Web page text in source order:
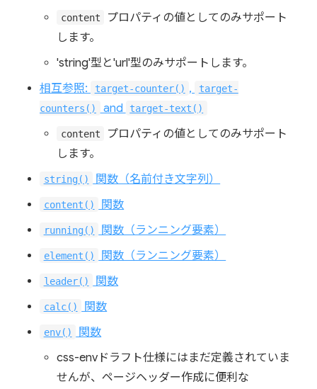
content
プロパティの値としてのみサポート
します。
'string'型と'url'型のみサポートします。
相互参照:
target-counter() ,
target-
counters()
and target-text()
content
プロパティの値としてのみサポート
します。
string() 関数（名前付き文字列）
content() 関数
running() 関数（ランニング要素）
element() 関数（ランニング要素）
leader() 関数
calc() 関数
env()
関数
css-envドラフト仕様にはまだ定義されていま
せんが、ページヘッダー作成に便利な